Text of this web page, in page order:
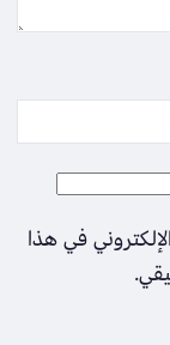
في هذا